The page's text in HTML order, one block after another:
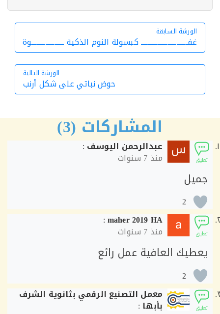
الورشة السابقة
الورشة السابقة
غفــــــــــــــــــــــــــــــ كبسولة النوم الذكية ـــــــــــــــــــــوة
الورشة التالية
الورشة
حوض نباتي على شكل أرنب
المشاركات (3)
عبدالرحمن اليوسف:
منذ
2
maher 2019 HA
:
منذ
العافية عمل رائع
2
معمل التصنيع الرقمي بثانوية الشرف
بأبها :